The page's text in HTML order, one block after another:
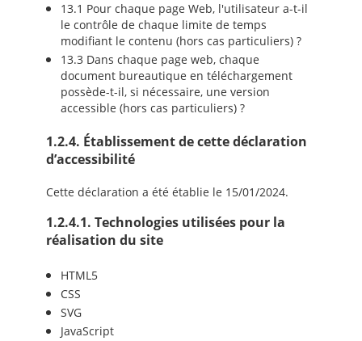
13.1 Pour chaque page Web, l'utilisateur a-t-il
le contrôle de chaque limite de temps
modifiant le contenu (hors cas particuliers) ?
13.3 Dans chaque page web, chaque
document bureautique en téléchargement
possède-t-il, si nécessaire, une version
accessible (hors cas particuliers) ?
1.2.4. Établissement de cette déclaration
d’accessibilité
Cette déclaration a été établie le 15/01/2024.
1.2.4.1. Technologies utilisées pour la
réalisation du site
HTML5
CSS
SVG
JavaScript